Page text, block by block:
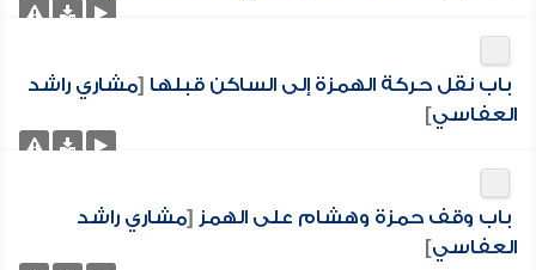
باب نقل حركة الهمزة إلى الساكن قبلها [مشاري راشد
العفاسي]
باب وقف حمزة وهشام على الهمز [مشاري راشد
العفاسي]